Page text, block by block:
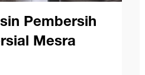
Pembersih
Mesra